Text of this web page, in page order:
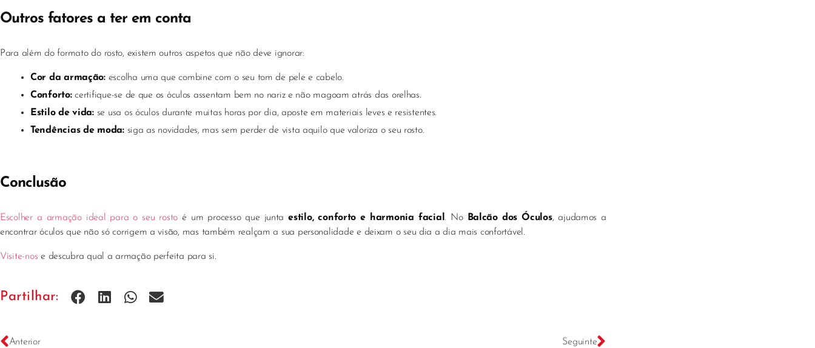
Outros fatores a ter em conta
Para além do formato do rosto, existem outros aspetos que não deve ignorar:
Cor da armação:escolha uma que combine com o seu tom de pele e cabelo.
Conforto:certifique-se de que os óculos assentam bem no nariz e não magoam atrás das orelhas.
Estilo de vida:se usa os óculos durante muitas horas por dia, aposte em materiais leves e resistentes.
Tendências de moda:siga as novidades, mas sem perder de vista aquilo que valoriza o seu rosto.
Conclusão
Escolher a armação ideal para o seu rosto é um processo que juntaestilo, conforto e harmonia facial . No Balcão dos Óculos, ajudamos a
encontrar óculos que não só corrigem a visão, mas também realçam a sua personalidade e deixam o seu dia a dia mais confortável.
Visite-nos e descubra qual a armação perfeita para si.
Partilhar:
Anterior Seguinte